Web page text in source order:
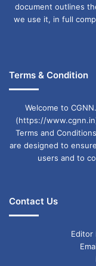
document outlines
we use it, in full
Terms & Condition
Welcome to
(https://
Terms and
are designed to
users and to
Contact Us
Editor